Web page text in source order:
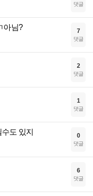
댓글
아님? 7
댓글
2
댓글
1
댓글
도 있지 0
댓글
6
댓글